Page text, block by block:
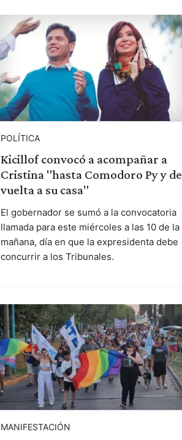
POLÍTICA
Kicillof convocó a acompañar a
Cristina "hasta Comodoro Py y de
vuelta a su casa"
El gobernador se sumó a la convocatoria
llamada para este miércoles a las 10 de la
mañana, día en que la expresidenta debe
concurrir a los Tribunales.
MANIFESTACIÓN